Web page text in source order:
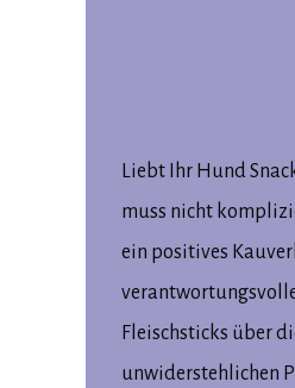
Liebt Ihr Hund
muss nicht
ein positives
Fleischsticks über
unwiderstehlichen